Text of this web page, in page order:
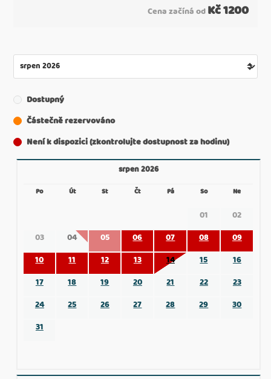
Cena začíná od Kč1200
Dostupný
Částečně rezervováno
Není k dispozici (zkontrolujte dostupnost za hodinu)
srpen 2026
Po Út St Čt Pá So Ne
01
02
03
04 05 06 07 08
09
10
11 12 13 14 15
16
17
18 19 20 21 22
23
24
25 26 27 28 29
30
31